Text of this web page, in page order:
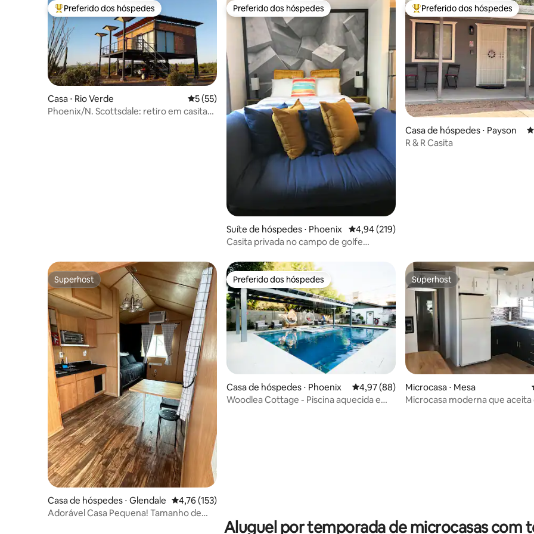
Entre os melhores preferidos dos hóspedes
Preferido dos hóspedes
Casa ⋅ Rio Verde 5 de uma avaliação média de 5, 55 avaliações
5 (55)
Phoenix/N. Scottsdale: retiro em casita
Preferido dos hóspedes
Preferido dos hóspedes
Suíte de hóspedes ⋅ Phoenix 4,94 de uma avaliação média de 5, 219
4,94 (219)
Casita privada no campo de golfe
Entre os melhores preferidos
Preferido dos hóspedes
Casa de hóspedes ⋅ Payson
R & R Casita
Superhost
Superhost
Casa de hóspedes ⋅ Glendale 4,76 de uma avaliação média de 5, 153 avaliações
4,76 (153)
Adorável Casa Pequena! Tamanho de
Preferido dos hóspedes
Preferido dos hóspedes
Casa de hóspedes ⋅ Phoenix 4,97 de uma avaliação média de 5, 88
4,97 (88)
Woodlea Cottage - Piscina aquecida e
Superhost
Superhost
Microcasa ⋅ Mesa
Microcasa moderna que aceita
Aluguel por temporada de microcasas com